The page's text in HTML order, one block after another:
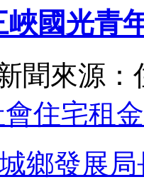
峽國光青
聞來源：
住宅租金
鄉發展